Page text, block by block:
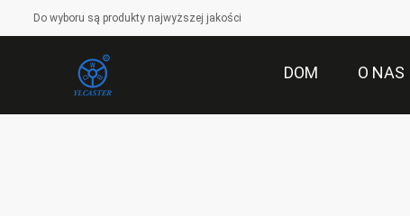
Do wyboru są produkty najwyższej jakości
DOM O NAS